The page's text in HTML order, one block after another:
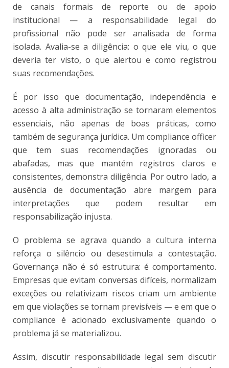
de canais formais de reporte ou de apoio
institucional — a responsabilidade legal do
profissional não pode ser analisada de forma
isolada. Avalia-se a diligência: o que ele viu, o que
deveria ter visto, o que alertou e como registrou
suas recomendações.
É por isso que documentação, independência e
acesso à alta administração se tornaram elementos
essenciais, não apenas de boas práticas, como
também de segurança jurídica. Um compliance officer
que tem suas recomendações ignoradas ou
abafadas, mas que mantém registros claros e
consistentes, demonstra diligência. Por outro lado, a
ausência de documentação abre margem para
interpretações que podem resultar em
responsabilização injusta.
O problema se agrava quando a cultura interna
reforça o silêncio ou desestimula a contestação.
Governança não é só estrutura: é comportamento.
Empresas que evitam conversas difíceis, normalizam
exceções ou relativizam riscos criam um ambiente
em que violações se tornam previsíveis — e em que o
compliance é acionado exclusivamente quando o
problema já se materializou.
Assim, discutir responsabilidade legal sem discutir